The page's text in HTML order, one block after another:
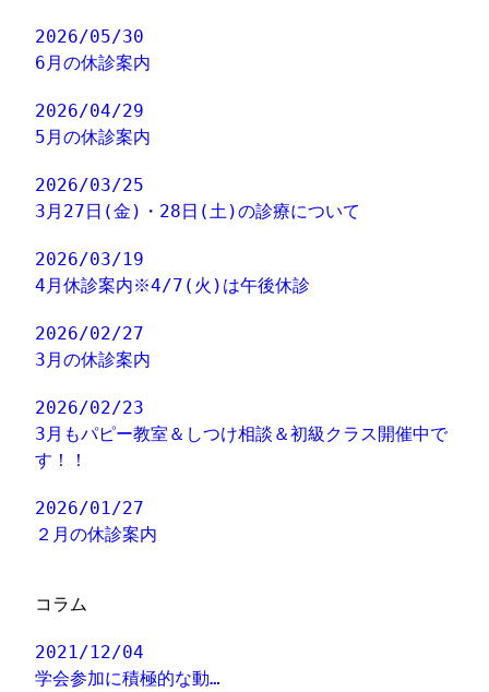
2026/05/30
6月の休診案内
2026/04/29
5月の休診案内
2026/03/25
3月27日(金)・28日(土)の診療について
2026/03/19
4月休診案内※4/7(火)は午後休診
2026/02/27
3月の休診案内
2026/02/23
3月もパピー教室＆しつけ相談＆初級クラス開催中で
す！！
2026/01/27
２月の休診案内
コラム
2021/12/04
学会参加に積極的な動…